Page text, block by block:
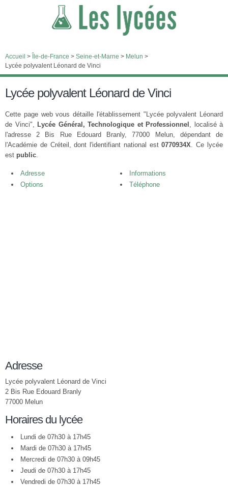
Accueil > Île-de-France > Seine-et-Marne > Melun >
Lycée polyvalent Léonard de Vinci
Lycée polyvalent Léonard de Vinci
Cette page web vous détaille l'établissement "Lycée polyvalent Léonard
de Vinci", Lycée Général, Technologique et Professionnel , localisé à
l'adresse 2 Bis Rue Edouard Branly, 77000 Melun, dépendant de
l'Académie de Créteil, dont l'identifiant national est0770934X. Ce lycée
est public.
Adresse
Informations
Options
Téléphone
Adresse
Lycée polyvalent Léonard de Vinci
2 Bis Rue Edouard Branly
77000 Melun
Horaires du lycée
Lundi de 07h30 à 17h45
Mardi de 07h30 à 17h45
Mercredi de 07h30 à 09h45
Jeudi de 07h30 à 17h45
Vendredi de 07h30 à 17h45